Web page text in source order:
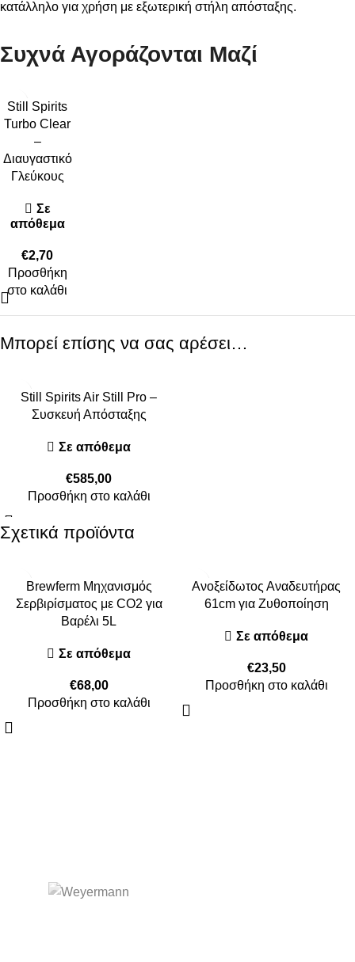
κατάλληλο για χρήση με εξωτερική στήλη απόσταξης.
Συχνά Αγοράζονται Μαζί
Still Spirits
Turbo Clear
–
Διαυγαστικό
Γλεύκους
Σε
απόθεμα
€2,70
Προσθήκη
στο καλάθι
Μπορεί επίσης να σας αρέσει…
Still Spirits Air Still Pro –
Συσκευή Απόσταξης
Σε απόθεμα
€585,00
Προσθήκη στο καλάθι
Σχετικά προϊόντα
Brewferm Μηχανισμός
Σερβιρίσματος με CO2 για
Βαρέλι 5L
Σε απόθεμα
€68,00
Προσθήκη στο καλάθι
Ανοξείδωτος Αναδευτήρας
61cm για Ζυθοποίηση
Σε απόθεμα
€23,50
Προσθήκη στο καλάθι